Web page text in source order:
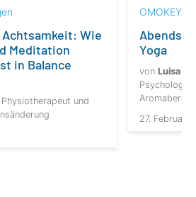
Wie
Meditation
in Balance
Physiotherapeut und
OMOKEYA-
Abends
Yoga
von Luisa
27. Februar